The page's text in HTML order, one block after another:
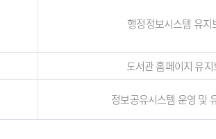
행정정보시스템 유지
도서관 홈페이지 유
정보공유시스템 운영 및